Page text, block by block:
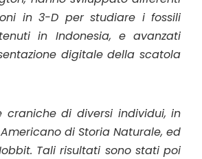
in 3-D per studiare i fossili
in Indonesia, e avanzati
digitale della scatola
craniche di diversi individui, in
di Storia Naturale, ed
. Tali risultati sono stati poi